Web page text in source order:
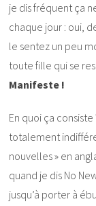
je dis fréquent ça
chaque jour : oui,
le sentez un peu
toute fille qui se
Manifeste !
En quoi ça
totalement
nouvelles » en
quand je dis No
jusqu’à porter à